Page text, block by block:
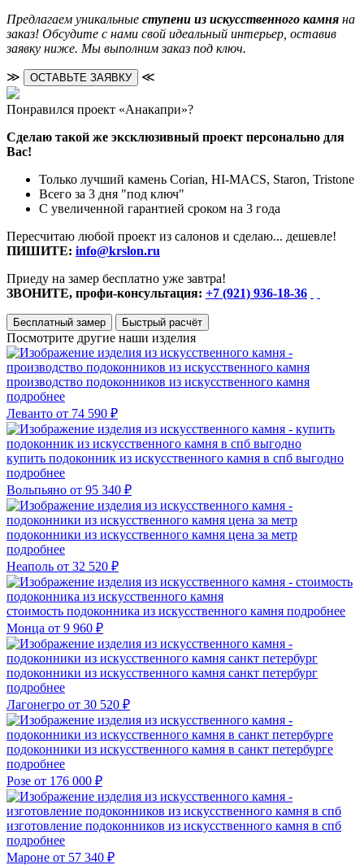
Предлагаем уникальные ступени из искусственного камня на
заказ! Обсудите с нами свой идеальный интерьер, оставив
заявку ниже. Мы выполним заказ под ключ.
≫ ОСТАВЬТЕ ЗАЯВКУ ≪
Понравился проект «Анакапри»?
Сделаю такой же эксклюзивный проект персонально для
Вас!
Только лучший камень Corian, HI-MACS, Staron, Tristone
Всего за 3 дня "под ключ"
С увеличенной гарантией сроком на 3 года
Пересчитаю любой проект из салонов и сделаю... дешевле!
ПИШИТЕ: info@krslon.ru
Приеду на замер бесплатно уже завтра!
ЗВОНИТЕ, профи-консультация: +7 (921) 936-18-36
Бесплатный замер Быстрый расчёт
Посмотрите другие наши изделия
производство подоконников из искусственного камня
подробнее
Леванто от 74 590 ₽
купить подоконник из искусственного камня в спб выгодно
подробнее
Вольпьяно от 95 340 ₽
подоконники из искусственного камня цена за метр
подробнее
Неаполь от 32 520 ₽
стоимость подоконника из искусственного камня подробнее
Монца от 9 960 ₽
подоконники из искусственного камня санкт петербург
подробнее
Лагонегро от 30 520 ₽
подоконники из искусственного камня в санкт петербурге
подробнее
Розе от 176 000 ₽
изготовление подоконников из искусственного камня в спб
подробнее
Мароне от 57 340 ₽